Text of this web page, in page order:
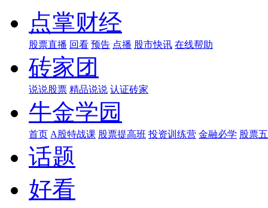
点掌财经
股票直播 回看 预告 点播 股市快讯 在线帮助
砖家团
说说股票 精品说说 认证砖家
牛金学园
首页 A股特战课 股票提高班 投资训练营 金融必学 股票
话题
好看